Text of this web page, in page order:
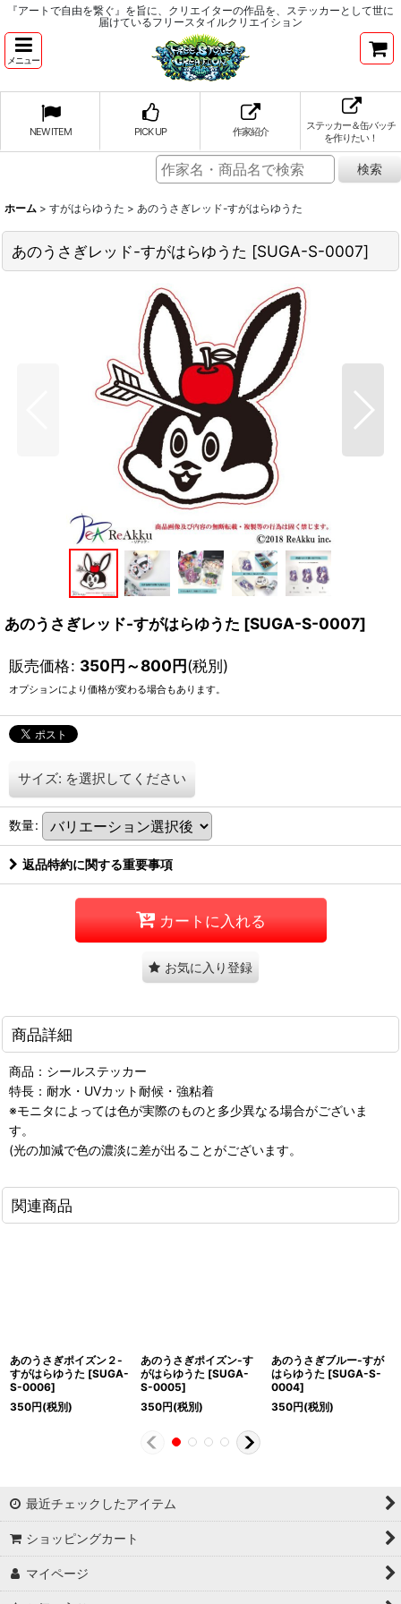
『アートで自由を繋ぐ』を旨に、クリエイターの作品を、ステッカーとして世に
届けているフリースタイルクリエイション
メニュー
NEW ITEM PICK UP 作家紹介
ステッカー＆缶バッチ
を作りたい！
ホーム > すがはらゆうた > あのうさぎレッド-すがはらゆうた
あのうさぎレッド-すがはらゆうた [SUGA-S-0007]
あのうさぎレッド-すがはらゆうた [SUGA-S-0007]
販売価格: 350円～800円(税別)
オプションにより価格が変わる場合もあります。
サイズ: を選択してください
数量:
返品特約に関する重要事項
カートに入れる
お気に入り登録
商品詳細
商品：シールステッカー
特長：耐水・UVカット耐候・強粘着
※モニタによっては色が実際のものと多少異なる場合がございま
す。
(光の加減で色の濃淡に差が出ることがございます。
関連商品
あのうさぎポイズン２-
すがはらゆうた [SUGA-
S-0006]
350円(税別)
あのうさぎポイズン-す
がはらゆうた [SUGA-
S-0005]
350円(税別)
あのうさぎブルー-すが
はらゆうた [SUGA-S-
0004]
350円(税別)
最近チェックしたアイテム
ショッピングカート
マイページ